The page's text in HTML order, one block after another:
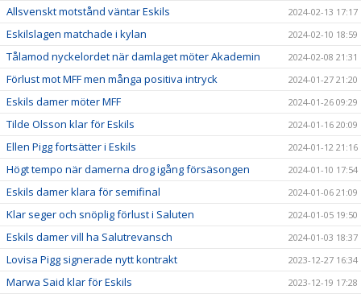
Allsvenskt motstånd väntar Eskils 2024-02-13 17:17
Eskilslagen matchade i kylan 2024-02-10 18:59
Tålamod nyckelordet när damlaget möter Akademin 2024-02-08 21:31
Förlust mot MFF men många positiva intryck 2024-01-27 21:20
Eskils damer möter MFF 2024-01-26 09:29
Tilde Olsson klar för Eskils 2024-01-16 20:09
Ellen Pigg fortsätter i Eskils 2024-01-12 21:16
Högt tempo när damerna drog igång försäsongen 2024-01-10 17:54
Eskils damer klara för semifinal 2024-01-06 21:09
Klar seger och snöplig förlust i Saluten 2024-01-05 19:50
Eskils damer vill ha Salutrevansch 2024-01-03 18:37
Lovisa Pigg signerade nytt kontrakt 2023-12-27 16:34
Marwa Said klar för Eskils 2023-12-19 17:28